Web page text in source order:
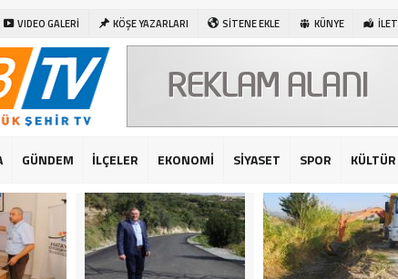
VIDEO GALERİ KÖŞE YAZARLARI SİTENE EKLE KÜNYE
GÜNDEM İLÇELER EKONOMİ SİYASET SPOR